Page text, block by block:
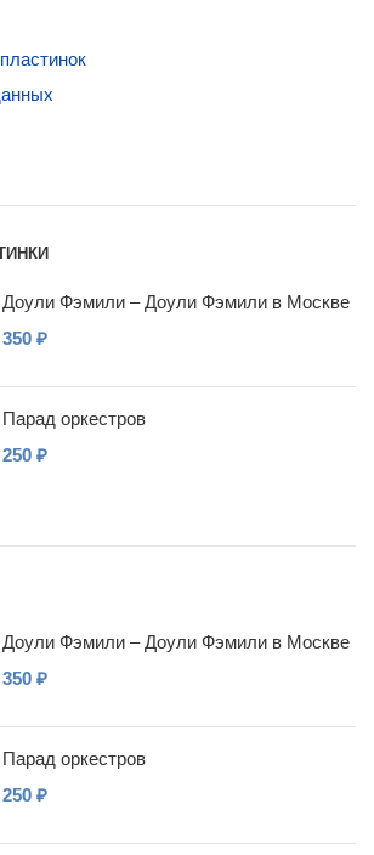
Доули Фэмили – Доули Фэмили в Москве
350 ₽
Парад оркестров
250 ₽
Доули Фэмили – Доули Фэмили в Москве
350 ₽
Парад оркестров
250 ₽